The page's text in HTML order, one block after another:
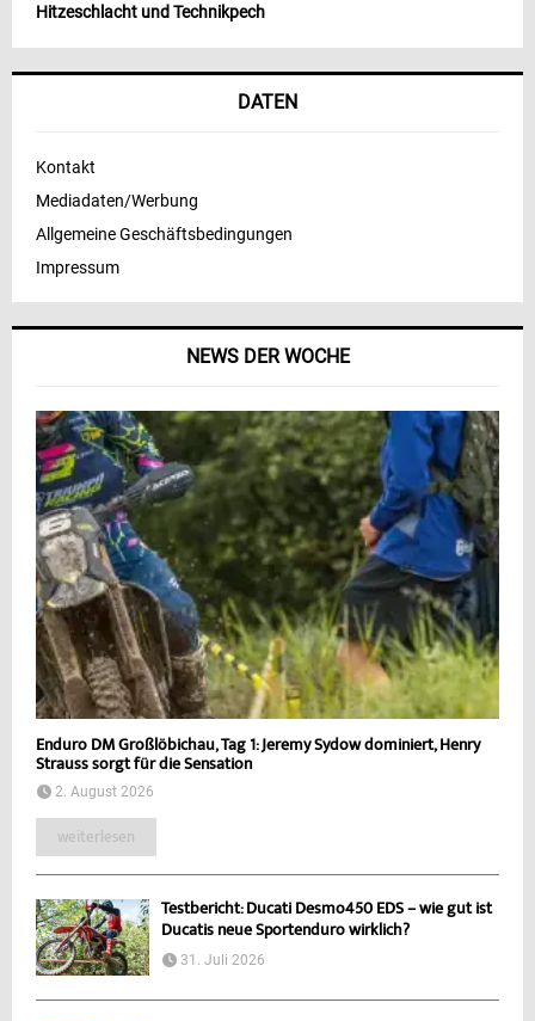
NEWS DER WOCHE
Enduro DM Großlöbichau, Tag 1: Jeremy Sydow dominiert, Henry
Strauss sorgt für die Sensation
2. August 2026
weiterlesen
Testbericht: Ducati Desmo450 EDS – wie gut ist
Ducatis neue Sportenduro wirklich?
31. Juli 2026
Hitzeschlacht und Technikpech
DATEN
Kontakt
Mediadaten/Werbung
Allgemeine Geschäftsbedingungen
Impressum